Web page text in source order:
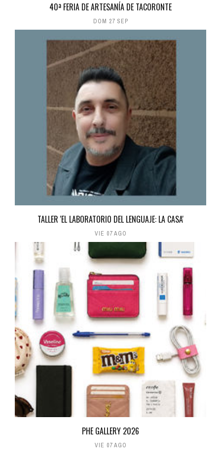
40ª FERIA DE ARTESANÍA DE TACORONTE
DOM 27 SEP
TALLER 'EL LABORATORIO DEL LENGUAJE: LA CASA'
VIE 07 AGO
PHE GALLERY 2026
VIE 07 AGO